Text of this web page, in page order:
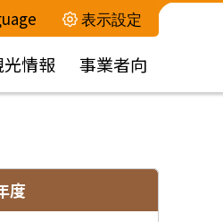
表示設定
光情報 事業者向
度